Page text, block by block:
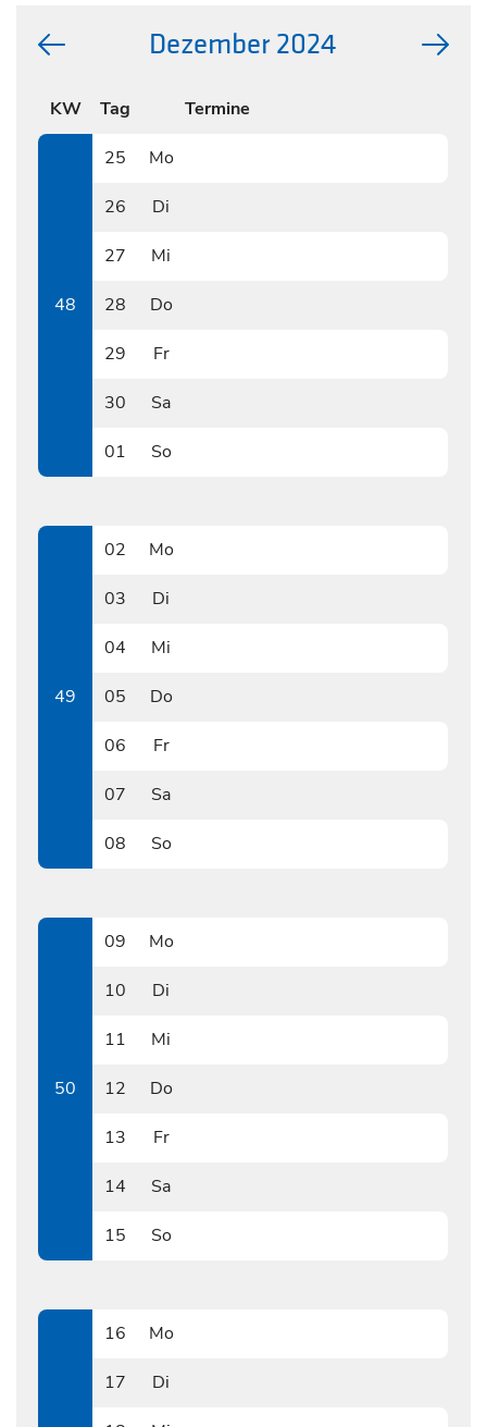
Dezember 2024
KW Tag Termine
48
25
Mo
26
Di
27
Mi
28
Do
29
Fr
30
Sa
01
So
49
02
Mo
03
Di
04
Mi
05
Do
06
Fr
07
Sa
08
So
50
09
Mo
10
Di
11
Mi
12
Do
13
Fr
14
Sa
15
So
16
Mo
17
Di